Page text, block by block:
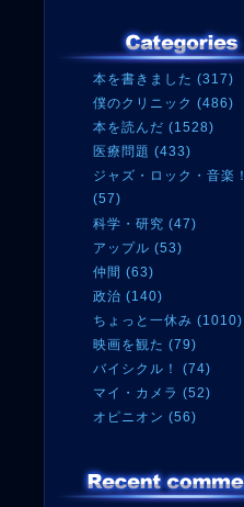
本を書きました (317)
僕のクリニック (486)
本を読んだ (1528)
医療問題 (433)
ジャズ・ロック・音楽！
(57)
科学・研究 (47)
アップル (53)
仲間 (63)
政治 (140)
ちょっと一休み (1010)
映画を観た (79)
バイシクル！ (74)
マイ・カメラ (52)
オピニオン (56)